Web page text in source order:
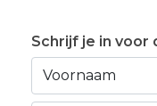
Schrijf je in voor